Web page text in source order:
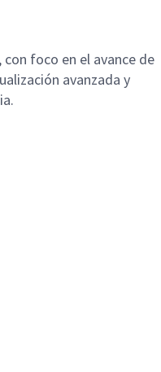
foco en el avance de
avanzada y